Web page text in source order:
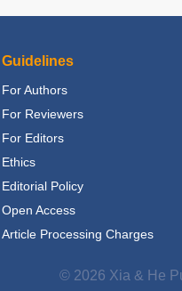
Guidelines
For Authors
For Reviewers
For Editors
Ethics
Editorial Policy
Open Access
Article Processing Charges
© 2026 Xia & He